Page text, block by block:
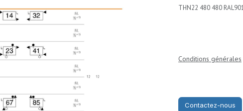
THN22 480 480
Conditions générales
Contactez-nous